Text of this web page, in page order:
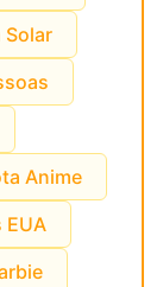
Solar
Anime
EUA